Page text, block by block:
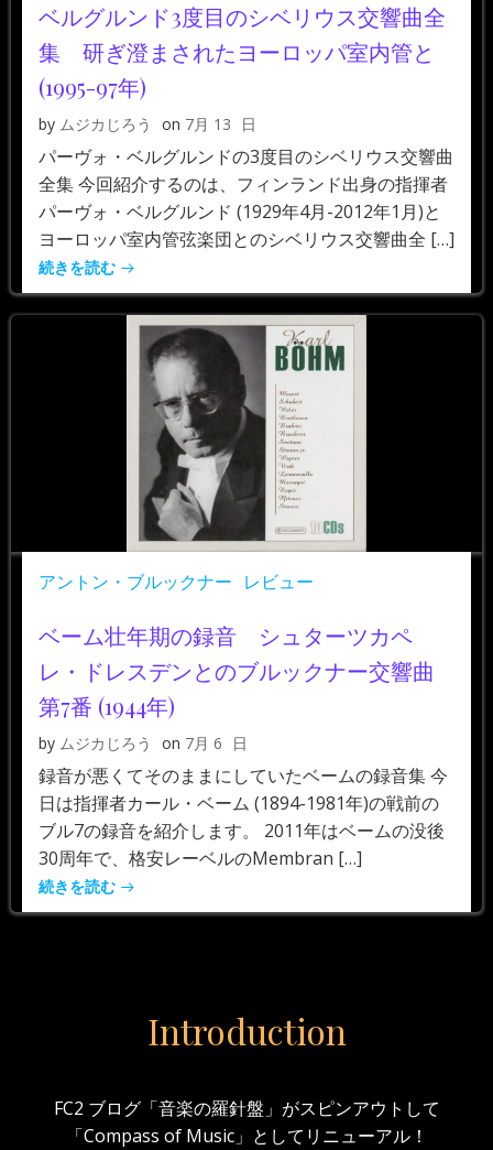
ベルグルンド3度目のシベリウス交響曲全
集 研ぎ澄まされたヨーロッパ室内管と
(1995-97年)
by ムジカじろう on 7月 13 日
パーヴォ・ベルグルンドの3度目のシベリウス交響曲
全集 今回紹介するのは、フィンランド出身の指揮者
パーヴォ・ベルグルンド (1929年4月-2012年1月)と
ヨーロッパ室内管弦楽団とのシベリウス交響曲全 […]
続きを読む
アントン・ブルックナー レビュー
ベーム壮年期の録音 シュターツカペ
レ・ドレスデンとのブルックナー交響曲
第7番 (1944年)
by ムジカじろう on 7月 6 日
録音が悪くてそのままにしていたベームの録音集 今
日は指揮者カール・ベーム (1894-1981年)の戦前の
ブル7の録音を紹介します。 2011年はベームの没後
30周年で、格安レーベルのMembran […]
続きを読む
Introduction
FC2 ブログ「音楽の羅針盤」がスピンアウトして
「Compass of Music」としてリニューアル！